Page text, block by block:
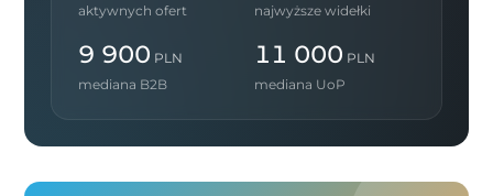
aktywnych ofert
najwyższe widełki
9 900 PLN
mediana B2B
11 000 PLN
mediana UoP